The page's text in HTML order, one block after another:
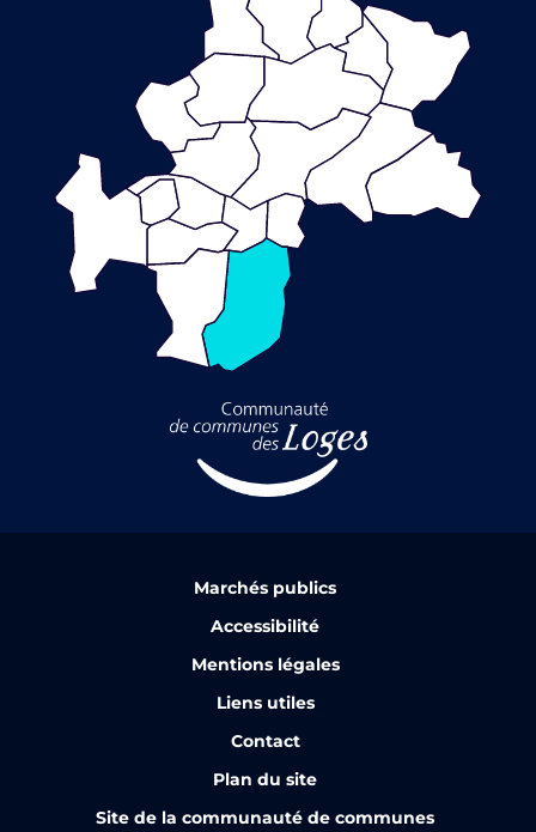
Marchés publics
Accessibilité
Mentions légales
Liens utiles
Contact
Plan du site
Site de la communauté de communes